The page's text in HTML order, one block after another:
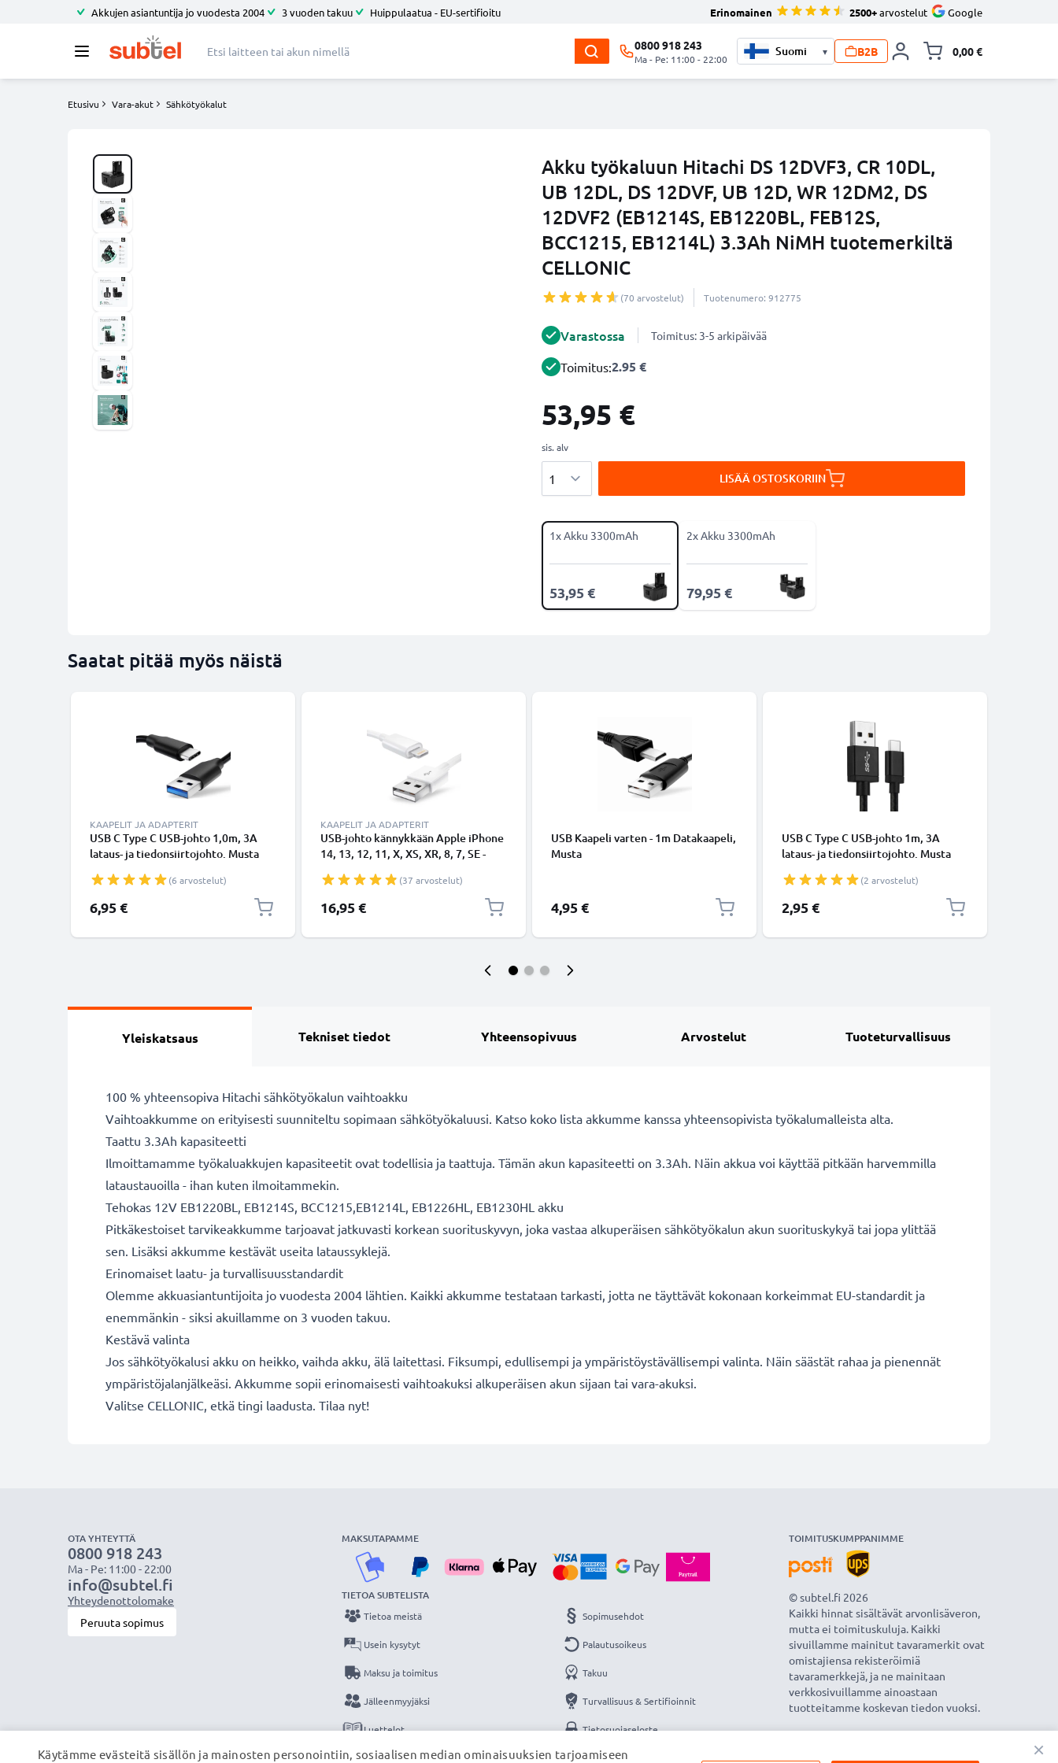
Akkujen asiantuntija jo vuodesta 2004 3 vuoden takuu Huippulaatua - EU-sertifioitu Erinomainen 2500+arvostelut Google
0800 918 243
Ma - Pe: 11:00 - 22:00
▾ B2B 0,00 €
Etusivu Vara-akut Sähkötyökalut
Akku työkaluun Hitachi DS 12DVF3, CR 10DL,
UB 12DL, DS 12DVF, UB 12D, WR 12DM2, DS
12DVF2 (EB1214S, EB1220BL, FEB12S,
BCC1215, EB1214L) 3.3Ah NiMH tuotemerkiltä
CELLONIC
(70 arvostelut) Tuotenumero: 912775
Varastossa Toimitus: 3-5 arkipäivää
Toimitus:2.95 €
53,95 €
sis. alv
LISÄÄ OSTOSKORIIN
1x Akku 3300mAh
53,95 €
2x Akku 3300mAh
79,95 €
Saatat pitää myös näistä
KAAPELIT JA ADAPTERIT
USB C Type C USB-johto 1,0m, 3A
lataus- ja tiedonsiirtojohto. Musta
USB-kaapeli
(6 arvostelut)
6,95 €
KAAPELIT JA ADAPTERIT
USB-johto kännykkään Apple iPhone
14, 13, 12, 11, X, XS, XR, 8, 7, SE -
Valkoinen datakaapeli(37 arvostelut)
16,95 €
USB Kaapeli varten - 1m Datakaapeli,
Musta
4,95 €
USB C Type C USB-johto 1m, 3A
lataus- ja tiedonsiirtojohto. Musta
USB-kaapeli
(2 arvostelut)
2,95 €
Yleiskatsaus Tekniset tiedot Yhteensopivuus Arvostelut Tuoteturvallisuus
100 % yhteensopiva Hitachi sähkötyökalun vaihtoakku
Vaihtoakkumme on erityisesti suunniteltu sopimaan sähkötyökaluusi. Katso koko lista akkumme kanssa yhteensopivista työkalumalleista alta.
Taattu 3.3Ah kapasiteetti
Ilmoittamamme työkaluakkujen kapasiteetit ovat todellisia ja taattuja. Tämän akun kapasiteetti on 3.3Ah. Näin akkua voi käyttää pitkään harvemmilla
lataustauoilla - ihan kuten ilmoitammekin.
Tehokas 12V EB1220BL, EB1214S, BCC1215,EB1214L, EB1226HL, EB1230HL akku
Pitkäkestoiset tarvikeakkumme tarjoavat jatkuvasti korkean suorituskyvyn, joka vastaa alkuperäisen sähkötyökalun akun suorituskykyä tai jopa ylittää
sen. Lisäksi akkumme kestävät useita lataussyklejä.
Erinomaiset laatu- ja turvallisuusstandardit
Olemme akkuasiantuntijoita jo vuodesta 2004 lähtien. Kaikki akkumme testataan tarkasti, jotta ne täyttävät kokonaan korkeimmat EU-standardit ja
enemmänkin - siksi akuillamme on 3 vuoden takuu.
Kestävä valinta
Jos sähkötyökalusi akku on heikko, vaihda akku, älä laitettasi. Fiksumpi, edullisempi ja ympäristöystävällisempi valinta. Näin säästät rahaa ja pienennät
ympäristöjalanjälkeäsi. Akkumme sopii erinomaisesti vaihtoakuksi alkuperäisen akun sijaan tai vara-akuksi.
Valitse CELLONIC, etkä tingi laadusta. Tilaa nyt!
OTA YHTEYTTÄ
0800 918 243
Ma - Pe: 11:00 - 22:00
info@subtel.fi
Yhteydenottolomake
Peruuta sopimus
MAKSUTAPAMME
TIETOA SUBTELISTA
Tietoa meistä
Usein kysytyt
Maksu ja toimitus
Jälleenmyyjäksi
Luettelot
Yhteys
Sopimusehdot
Palautusoikeus
Takuu
Turvallisuus & Sertifioinnit
Tietosuojaseloste
Yritystiedot
TOIMITUSKUMPPANIMME
© subtel.fi 2026
Kaikki hinnat sisältävät arvonlisäveron,
mutta ei toimituskuluja. Kaikki
sivuillamme mainitut tavaramerkit ovat
omistajiensa rekisteröimiä
tavaramerkkejä, ja ne mainitaan
verkkosivuillamme ainoastaan
tuotteitamme koskevan tiedon vuoksi.
×
Käytämme evästeitä sisällön ja mainosten personointiin, sosiaalisen median ominaisuuksien tarjoamiseen